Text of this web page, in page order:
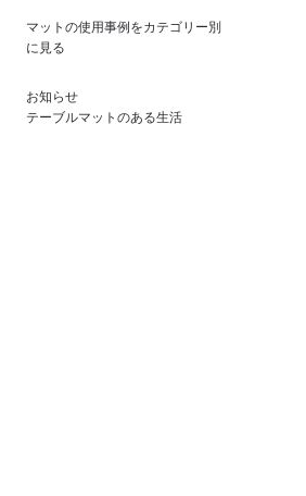
マットの使用事例をカテゴリー別
に見る
お知らせ
テーブルマットのある生活